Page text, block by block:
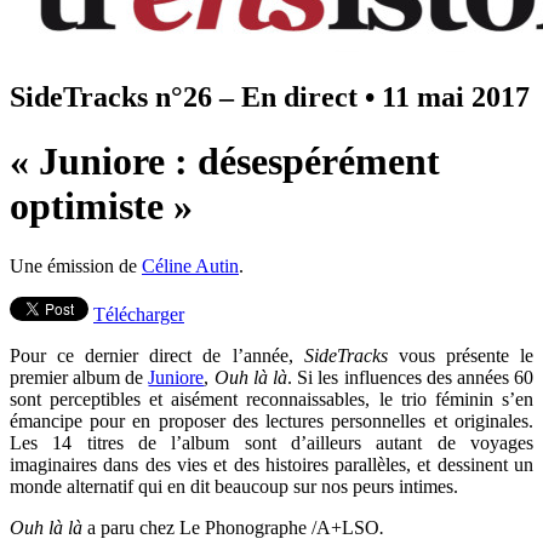
SideTracks n°26 – En direct • 11 mai 2017
« Juniore : désespérément
optimiste »
Une émission de Céline Autin.
Télécharger
Pour ce dernier direct de l’année, SideTracksvous présente le
premier album deJuniore, Ouh là là. Si les influences des années 60
sont perceptibles et aisément reconnaissables, le trio féminin s’en
émancipe pour en proposer des lectures personnelles et originales.
Les 14 titres de l’album sont d’ailleurs autant de voyages
imaginaires dans des vies et des histoires parallèles, et dessinent un
monde alternatif qui en dit beaucoup sur nos peurs intimes.
Ouh là là a paru chez Le Phonographe /A+LSO.